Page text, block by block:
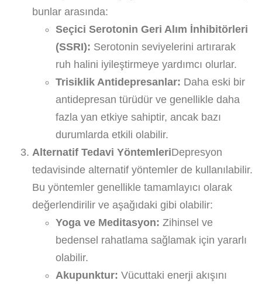
bunlar arasında:
Seçici Serotonin Geri Alım İnhibitörleri
(SSRI): Serotonin seviyelerini artırarak
ruh halini iyileştirmeye yardımcı olurlar.
Trisiklik Antidepresanlar: Daha eski bir
antidepresan türüdür ve genellikle daha
fazla yan etkiye sahiptir, ancak bazı
durumlarda etkili olabilir.
Alternatif Tedavi YöntemleriDepresyon
tedavisinde alternatif yöntemler de kullanılabilir.
Bu yöntemler genellikle tamamlayıcı olarak
değerlendirilir ve aşağıdaki gibi olabilir:
Yoga ve Meditasyon: Zihinsel ve
bedensel rahatlama sağlamak için yararlı
olabilir.
Akupunktur: Vücuttaki enerji akışını